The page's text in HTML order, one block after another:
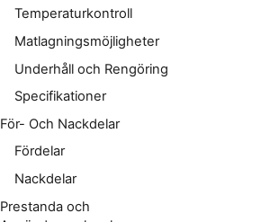
Temperaturkontroll
Matlagningsmöjligheter
Underhåll och Rengöring
Specifikationer
För- Och Nackdelar
Fördelar
Nackdelar
Prestanda och